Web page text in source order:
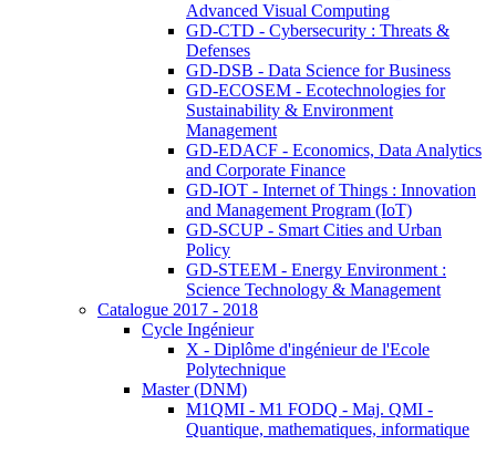
Advanced Visual Computing
GD-CTD - Cybersecurity : Threats &
Defenses
GD-DSB - Data Science for Business
GD-ECOSEM - Ecotechnologies for
Sustainability & Environment
Management
GD-EDACF - Economics, Data Analytics
and Corporate Finance
GD-IOT - Internet of Things : Innovation
and Management Program (IoT)
GD-SCUP - Smart Cities and Urban
Policy
GD-STEEM - Energy Environment :
Science Technology & Management
Catalogue 2017 - 2018
Cycle Ingénieur
X - Diplôme d'ingénieur de l'Ecole
Polytechnique
Master (DNM)
M1QMI - M1 FODQ - Maj. QMI -
Quantique, mathematiques, informatique